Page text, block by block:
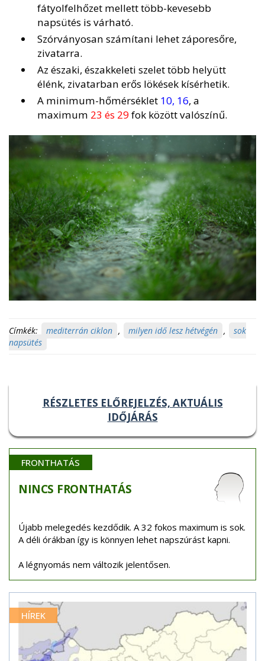
fátyolfelhőzet mellett több-kevesebb
napsütés is várható.
Szórványosan számítani lehet záporesőre,
zivatarra.
Az északi, északkeleti szelet több helyütt
élénk, zivatarban erős lökések kísérhetik.
A minimum-hőmérséklet 10, 16, a
maximum 23 és 29fok között valószínű.
Címkék: mediterrán ciklon , milyen idő lesz hétvégén ,
sok
napsütés
RÉSZLETES ELŐREJELZÉS, AKTUÁLIS
IDŐJÁRÁS
FRONTHATÁS
NINCS FRONTHATÁS
Újabb melegedés kezdődik. A 32 fokos maximum is sok.
A déli órákban így is könnyen lehet napszúrást kapni.
A légnyomás nem változik jelentősen.
HÍREK